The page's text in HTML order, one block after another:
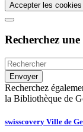
Accepter les cookies
Recherchez
Recherchez
la Bibliothèque de
swisscovery Ville de